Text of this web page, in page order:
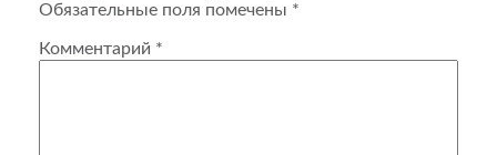
Обязательные поля помечены *
Комментарий *